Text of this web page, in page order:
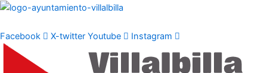
Ir
contenido
Facebook X-twitter Youtube Instagram